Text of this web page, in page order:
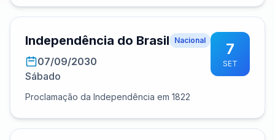
Independência do Brasil Nacional
07/09/2030
Sábado
Proclamação da Independência em 1822
7
SET